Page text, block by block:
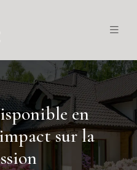
en
sur la